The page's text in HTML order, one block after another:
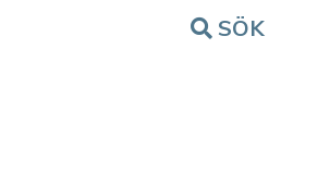
Hoppa till innehålletSÖK